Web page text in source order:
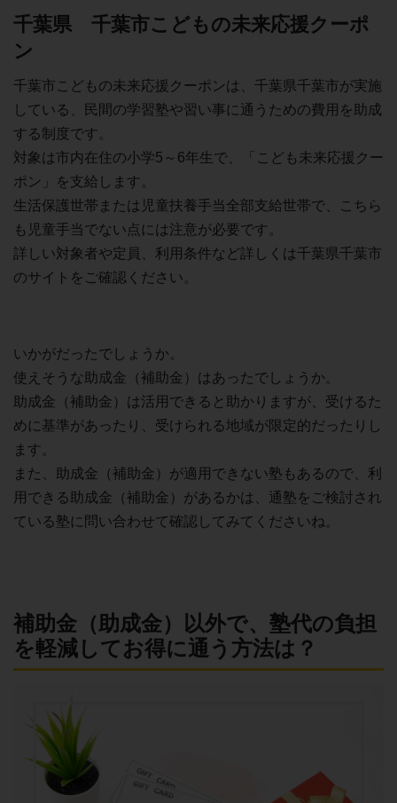
千葉県 千葉市こどもの未来応援クーポ
ン
千葉市こどもの未来応援クーポンは、千葉県千葉市が実施
している、民間の学習塾や習い事に通うための費用を助成
する制度です。
対象は市内在住の小学5～6年生で、「こども未来応援クー
ポン」を支給します。
生活保護世帯または児童扶養手当全部支給世帯で、こちら
も児童手当でない点には注意が必要です。
詳しい対象者や定員、利用条件など詳しくは千葉県千葉市
のサイトをご確認ください。
いかがだったでしょうか。
使えそうな助成金（補助金）はあったでしょうか。
助成金（補助金）は活用できると助かりますが、受けるた
めに基準があったり、受けられる地域が限定的だったりし
ます。
また、助成金（補助金）が適用できない塾もあるので、利
用できる助成金（補助金）があるかは、通塾をご検討され
ている塾に問い合わせて確認してみてくださいね。
補助金（助成金）以外で、塾代の負担
を軽減してお得に通う方法は？